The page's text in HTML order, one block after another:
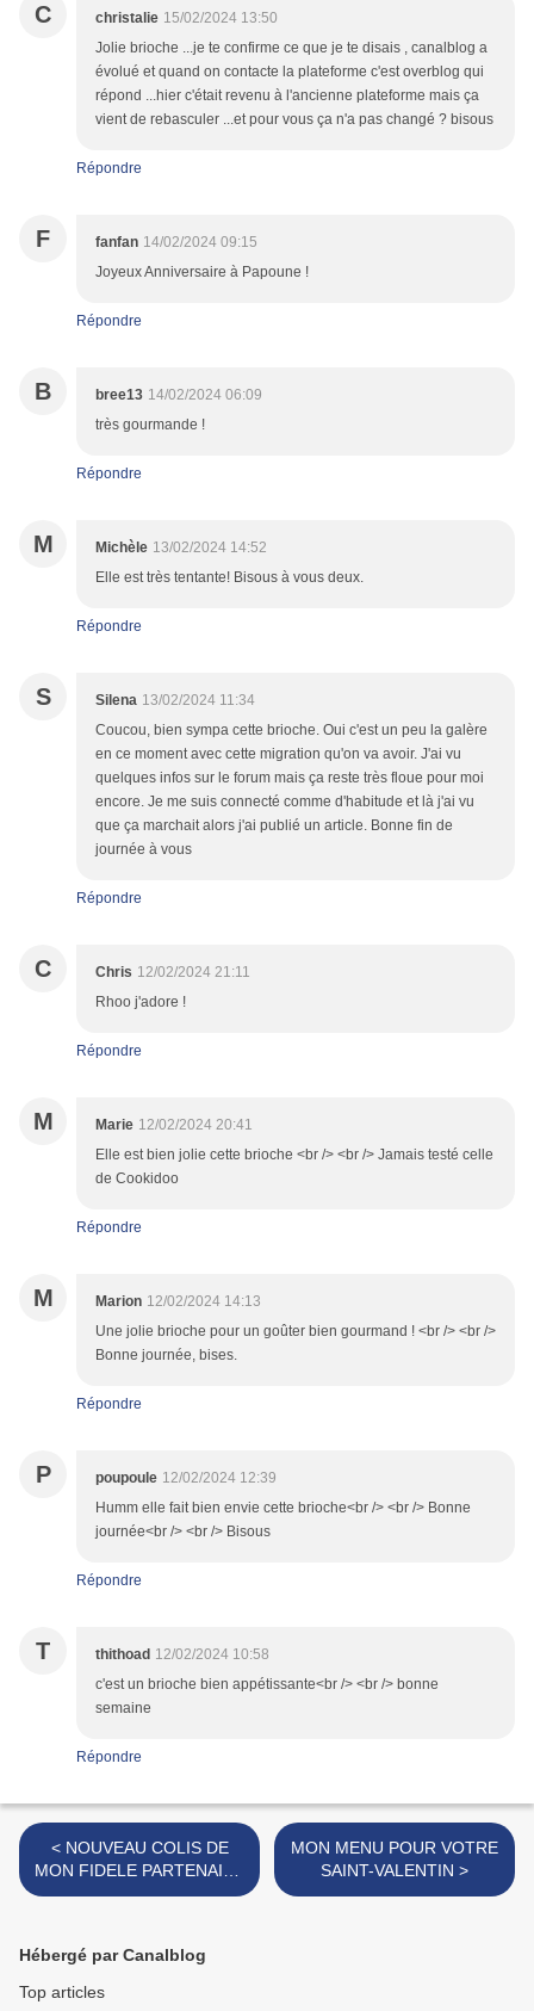
C christalie 15/02/2024 13:50
Jolie brioche ...je te confirme ce que je te disais , canalblog a
évolué et quand on contacte la plateforme c'est overblog qui
répond ...hier c'était revenu à l'ancienne plateforme mais ça
vient de rebasculer ...et pour vous ça n'a pas changé ? bisous
Répondre
F fanfan 14/02/2024 09:15
Joyeux Anniversaire à Papoune !
Répondre
B bree13 14/02/2024 06:09
très gourmande !
Répondre
M Michèle 13/02/2024 14:52
Elle est très tentante! Bisous à vous deux.
Répondre
S Silena 13/02/2024 11:34
Coucou, bien sympa cette brioche. Oui c'est un peu la galère
en ce moment avec cette migration qu'on va avoir. J'ai vu
quelques infos sur le forum mais ça reste très floue pour moi
encore. Je me suis connecté comme d'habitude et là j'ai vu
que ça marchait alors j'ai publié un article. Bonne fin de
journée à vous
Répondre
C Chris 12/02/2024 21:11
Rhoo j'adore !
Répondre
M Marie 12/02/2024 20:41
Elle est bien jolie cette brioche <br /> <br /> Jamais testé celle
de Cookidoo
Répondre
M Marion 12/02/2024 14:13
Une jolie brioche pour un goûter bien gourmand ! <br /> <br />
Bonne journée, bises.
Répondre
P poupoule 12/02/2024 12:39
Humm elle fait bien envie cette brioche<br /> <br /> Bonne
journée<br /> <br /> Bisous
Répondre
T thithoad 12/02/2024 10:58
c'est un brioche bien appétissante<br /> <br /> bonne
semaine
Répondre
< NOUVEAU COLIS DE
MON FIDELE PARTENAIRE
BLOCH
MON MENU POUR VOTRE
SAINT-VALENTIN >
Hébergé par Canalblog
Top articles